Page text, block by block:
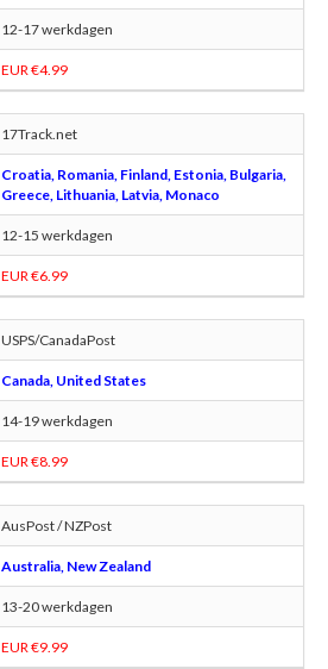
12-17 werkdagen
EUR €4.99
17Track.net
Croatia, Romania, Finland, Estonia, Bulgaria,
Greece, Lithuania, Latvia, Monaco
12-15 werkdagen
EUR €6.99
USPS/CanadaPost
Canada, United States
14-19 werkdagen
EUR €8.99
AusPost / NZPost
Australia, New Zealand
13-20 werkdagen
EUR €9.99